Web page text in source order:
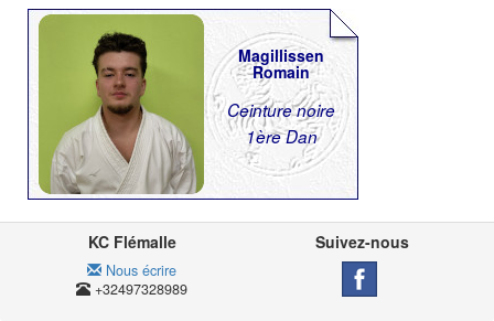
Magillissen
Romain
Ceinture noire
1ère Dan
KC Flémalle
Nous écrire
+32497328989
Suivez-nous